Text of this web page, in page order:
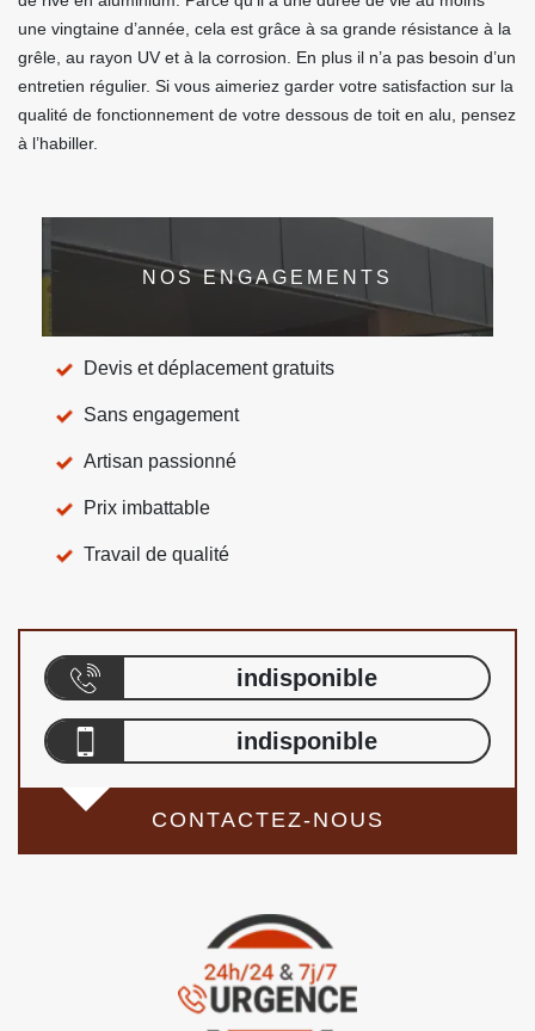
une vingtaine d’année, cela est grâce à sa grande résistance à la
grêle, au rayon UV et à la corrosion. En plus il n’a pas besoin d’un
entretien régulier. Si vous aimeriez garder votre satisfaction sur la
qualité de fonctionnement de votre dessous de toit en alu, pensez
à l’habiller.
NOS ENGAGEMENTS
Devis et déplacement gratuits
Sans engagement
Artisan passionné
Prix imbattable
Travail de qualité
indisponible
indisponible
CONTACTEZ-NOUS